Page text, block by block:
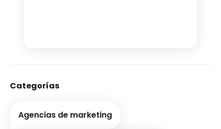
Categorías
Agencias de marketing